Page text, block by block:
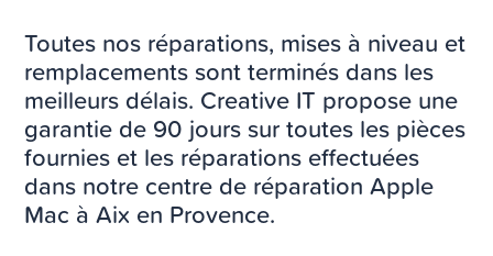
Toutes nos réparations, mises à niveau et
remplacements sont terminés dans les
meilleurs délais. Creative IT propose une
garantie de 90 jours sur toutes les pièces
fournies et les réparations effectuées
dans notre centre de réparation Apple
Mac à Aix en Provence.